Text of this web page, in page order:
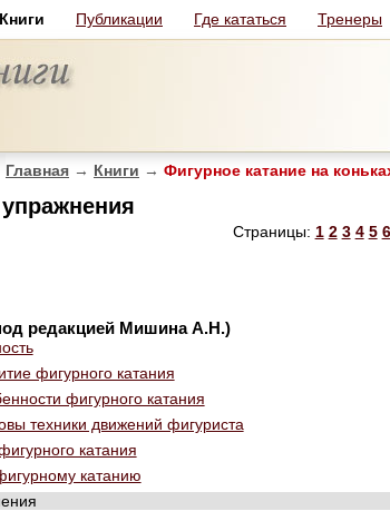
Книги Публикации Где кататься Тренеры
Главная → Книги → Фигурное катание на
Страницы: 1 2 3 4 5 6
редакцией Мишина А.Н.)
фигурного катания
фигурного катания
техники движений фигуриста
катания
катанию